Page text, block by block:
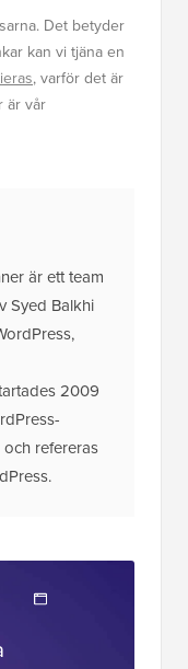
Det betyder
kan vi tjäna en
, varför det är
är vår
är ett team
Syed Balkhi
2009
refereras